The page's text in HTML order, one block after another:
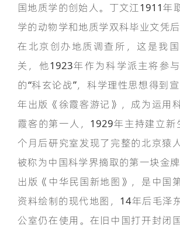
国地质学的创始人。丁文江1911年
学的动物学和地质学双科毕业文凭
在北京创办地质调查所，这是我
关，他1923年作为科学派主将参
的“科玄论战”，科学理性思想得到
年出版《徐霞客游记》，成为运用
霞客的第一人，1929年主持建立新
个月后研究室发现了完整的北京猿
被称为中国科学界摘取的第一块金
出版《中华民国新地图》，是中国
资料绘制的现代地图，14年后毛泽
公室仍在使用。在旧中国打开封闭